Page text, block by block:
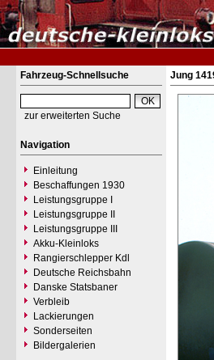
Fahrzeug-Schnellsuche
zur erweiterten Suche
Navigation
Einleitung
Beschaffungen 1930
Leistungsgruppe I
Leistungsgruppe II
Leistungsgruppe III
Akku-Kleinloks
Rangierschlepper Kdl
Deutsche Reichsbahn
Danske Statsbaner
Verbleib
Lackierungen
Sonderseiten
Bildergalerien
Jung